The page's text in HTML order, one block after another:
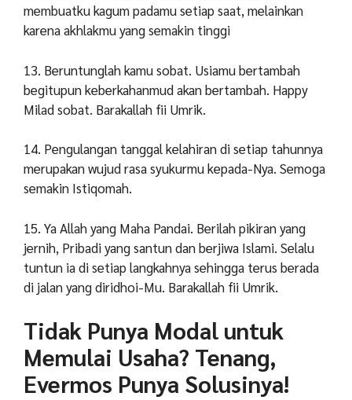
membuatku kagum padamu setiap saat, melainkan
karena akhlakmu yang semakin tinggi
13. Beruntunglah kamu sobat. Usiamu bertambah
begitupun keberkahanmud akan bertambah. Happy
Milad sobat. Barakallah fii Umrik.
14. Pengulangan tanggal kelahiran di setiap tahunnya
merupakan wujud rasa syukurmu kepada-Nya. Semoga
semakin Istiqomah.
15. Ya Allah yang Maha Pandai. Berilah pikiran yang
jernih, Pribadi yang santun dan berjiwa Islami. Selalu
tuntun ia di setiap langkahnya sehingga terus berada
di jalan yang diridhoi-Mu. Barakallah fii Umrik.
Tidak Punya Modal untuk
Memulai Usaha? Tenang,
Evermos Punya Solusinya!